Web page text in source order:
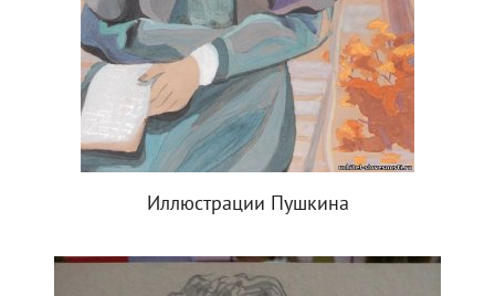
Иллюстрации Пушкина